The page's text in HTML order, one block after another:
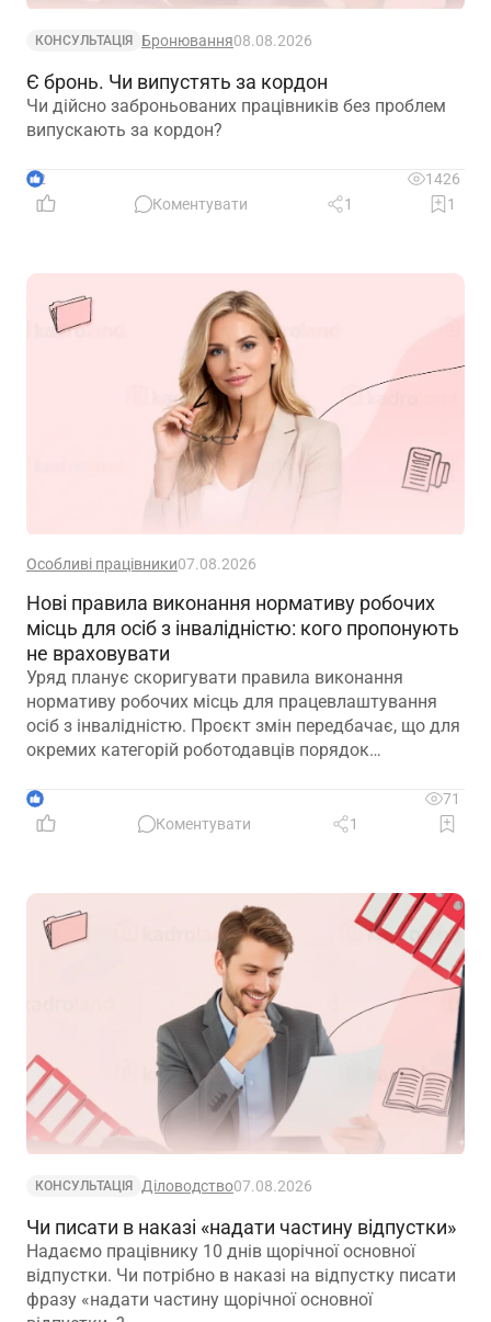
КОНСУЛЬТАЦІЯ Бронювання08.08.2026
Є бронь. Чи випустять за кордон
Чи дійсно заброньованих працівників без проблем
випускають за кордон?
2
1426
Коментувати
1 1
Особливі працівники07.08.2026
Нові правила виконання нормативу робочих
місць для осіб з інвалідністю: кого пропонують
не враховувати
Уряд планує скоригувати правила виконання
нормативу робочих місць для працевлаштування
осіб з інвалідністю. Проєкт змін передбачає, що для
окремих категорій роботодавців порядок
врахувати специфіку їхньої діяльності та усунути
практичні труднощі із виконанням законодавчих
1
71
Коментувати
1
КОНСУЛЬТАЦІЯ Діловодство07.08.2026
Чи писати в наказі «надати частину відпустки»
Надаємо працівнику 10 днів щорічної основної
відпустки. Чи потрібно в наказі на відпустку писати
фразу «надати частину щорічної основної